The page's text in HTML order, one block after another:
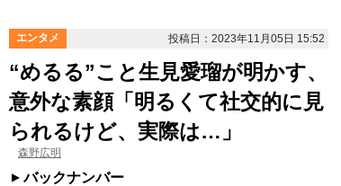
エンタメ 投稿日：2023年11月05日 15:52
“めるる”こと生見愛瑠が明かす、
意外な素顔「明るくて社交的に見
られるけど、実際は…」
森野広明
バックナンバー